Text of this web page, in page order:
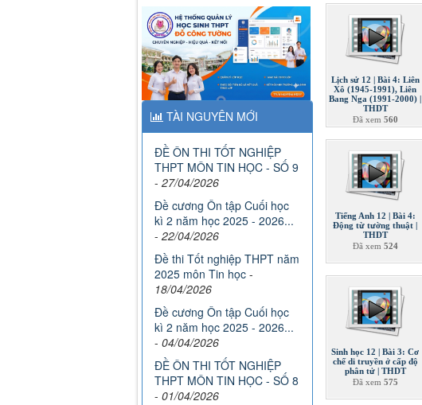
Lịch sử 12 | Bài 4: Liên
Xô (1945-1991), Liên
Bang Nga (1991-2000) |
THDT
Đã xem 560
Tiếng Anh 12 | Bài 4:
Động từ tường thuật |
THDT
Đã xem 524
Sinh học 12 | Bài 3: Cơ
chế di truyền ở cấp độ
phân tử | THDT
Đã xem 575
TÀI NGUYÊN MỚI
ĐỀ ÔN THI TỐT NGHIỆP
THPT MÔN TIN HỌC - SỐ 9
- 27/04/2026
Đề cương Ôn tập Cuối học
kì 2 năm học 2025 - 2026...
- 22/04/2026
Đề thi Tốt nghiệp THPT năm
2025 môn Tin học -
18/04/2026
Đề cương Ôn tập Cuối học
kì 2 năm học 2025 - 2026...
- 04/04/2026
ĐỀ ÔN THI TỐT NGHIỆP
THPT MÔN TIN HỌC - SỐ 8
- 01/04/2026